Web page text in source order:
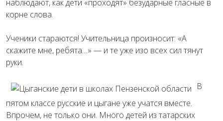
наблюдают, как дети «проходят» безударные гласные в
корне слова.
Ученики стараются! Учительница произносит: «А
скажите мне, ребята…» — и те уже изо всех сил тянут
руки.
В
пятом классе русские и цыгане уже учатся вместе.
Впрочем, не только они. Много детей из татарских